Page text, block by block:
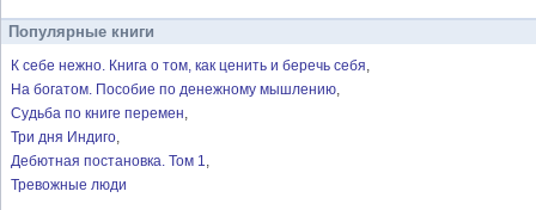
Популярные книги
К себе нежно. Книга о том, как ценить и беречь себя
На богатом. Пособие по денежному мышлению
Судьба по книге перемен
Три дня Индиго
Дебютная постановка. Том 1
Тревожные люди